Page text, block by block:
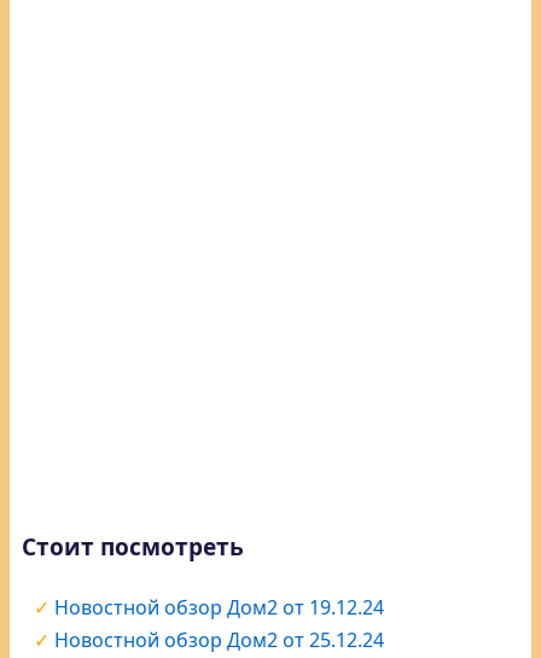
Стоит посмотреть
Новостной обзор Дом2 от 19.12.24
Новостной обзор Дом2 от 25.12.24